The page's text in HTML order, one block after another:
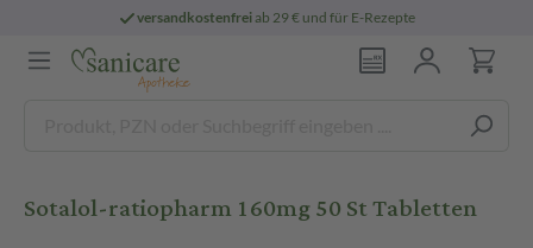
versandkostenfreiab 29 € und für E-Rezepte
Sotalol-ratiopharm 160mg 50 St Tabletten